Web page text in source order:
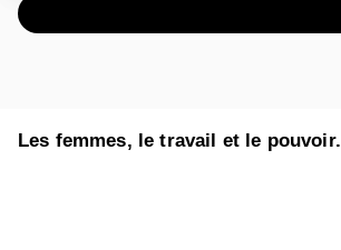
Les femmes, le travail et le pouvoir.